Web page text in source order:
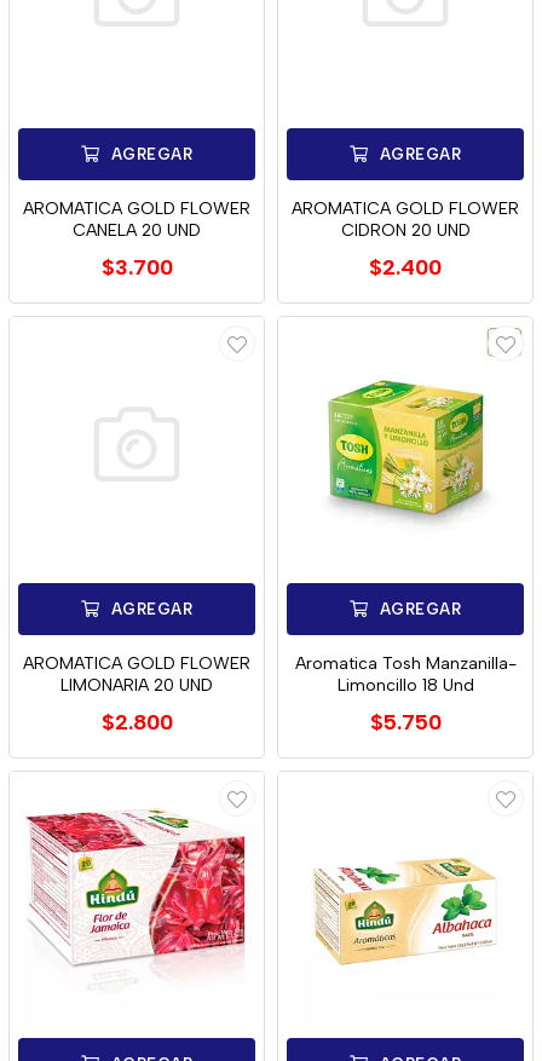
AGREGAR
AROMATICA GOLD FLOWER
CANELA 20 UND
$3.700
AGREGAR
AROMATICA GOLD FLOWER
CIDRON 20 UND
$2.400
AGREGAR
AROMATICA GOLD FLOWER
LIMONARIA 20 UND
$2.800
AGREGAR
Aromatica Tosh Manzanilla-
Limoncillo 18 Und
$5.750